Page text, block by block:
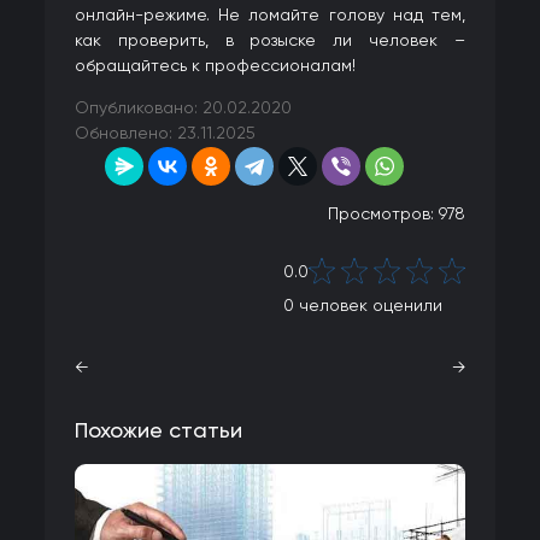
онлайн-режиме. Не ломайте голову над тем,
как проверить, в розыске ли человек –
обращайтесь к профессионалам!
Опубликовано: 20.02.2020
Обновлено: 23.11.2025
Просмотров: 978
0.0
0 человек оценили
← →
Похожие статьи